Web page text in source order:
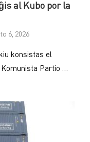
al Kubo por la
6, 2026
konsistas el
Partio …